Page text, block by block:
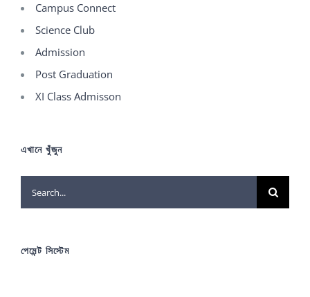
Campus Connect
Science Club
Admission
Post Graduation
XI Class Admisson
এখানে খুঁজুন
Search
for:
পেমেন্ট সিস্টেম